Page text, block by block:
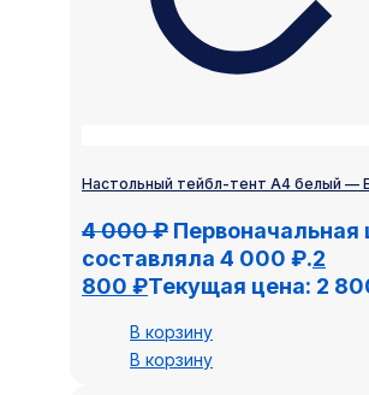
Настольный тейбл-тент А4 белый —
4 000₽ Первоначальная
составляла 4 000 ₽.2
800 ₽Текущая цена: 2
В корзину
В корзину